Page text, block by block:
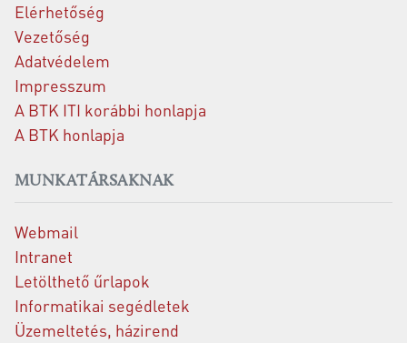
Elérhetőség
Vezetőség
Adatvédelem
Impresszum
A BTK ITI korábbi honlapja
A BTK honlapja
MUNKATÁRSAKNAK
Webmail
Intranet
Letölthető űrlapok
Informatikai segédletek
Üzemeltetés, házirend